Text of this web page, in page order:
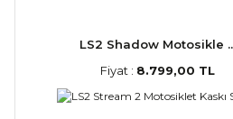
LS2 Shadow Motosikle
Fiyat : 8.799,00 TL